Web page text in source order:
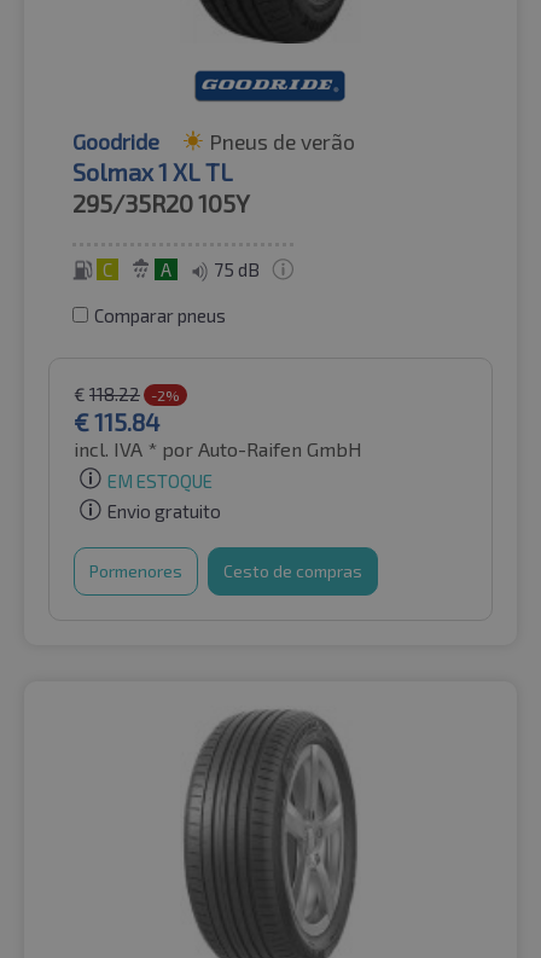
Goodride Pneus de verão
Solmax 1 XL TL
295/35R20105Y
C A 75 dB
Comparar pneus
€ 118.22 -2%
€115.84
incl. IVA * por Auto-Raifen GmbH
EM ESTOQUE
Envio gratuito
Pormenores Cesto de compras